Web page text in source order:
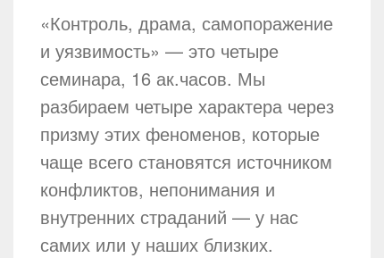
«Контроль, драма, самопоражение
и уязвимость» — это четыре
семинара, 16 ак.часов. Мы
разбираем четыре характера через
призму этих феноменов, которые
чаще всего становятся источником
конфликтов, непонимания и
внутренних страданий — у нас
самих или у наших близких.